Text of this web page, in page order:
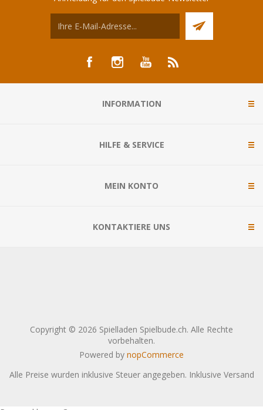
INFORMATION
HILFE & SERVICE
MEIN KONTO
KONTAKTIERE UNS
Copyright © 2026 Spielladen Spielbude.ch. Alle Rechte
vorbehalten.
Powered by nopCommerce
Alle Preise wurden inklusive Steuer angegeben. Inklusive Versand